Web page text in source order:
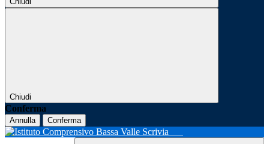
Chiudi
Conferma
Annulla Conferma